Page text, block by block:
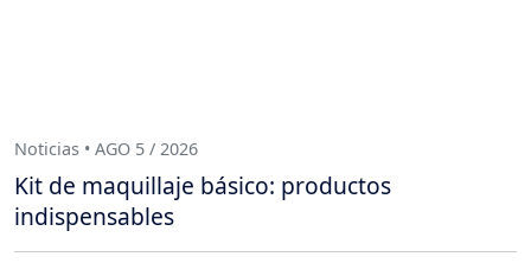
Noticias • AGO 5 / 2026
Kit de maquillaje básico: productos
indispensables